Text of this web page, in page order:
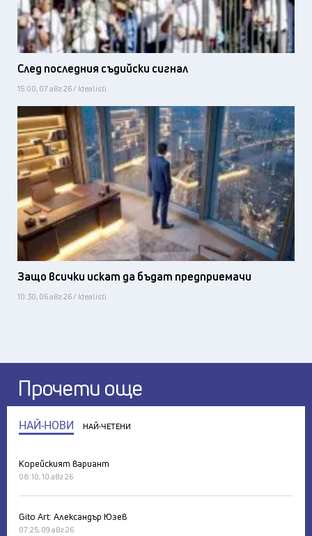
След последния съдийски сигнал
15:00, 07 авг 26 / Idealisti
Защо всички искат да бъдат предприемачи
10:30, 06 авг 26 / Idealisti
Прочети още
НАЙ-НОВИ НАЙ-ЧЕТЕНИ
Корейският вариант
08:10, 10 авг 26
Gito Art: Александър Юзев
07:25, 09 авг 26